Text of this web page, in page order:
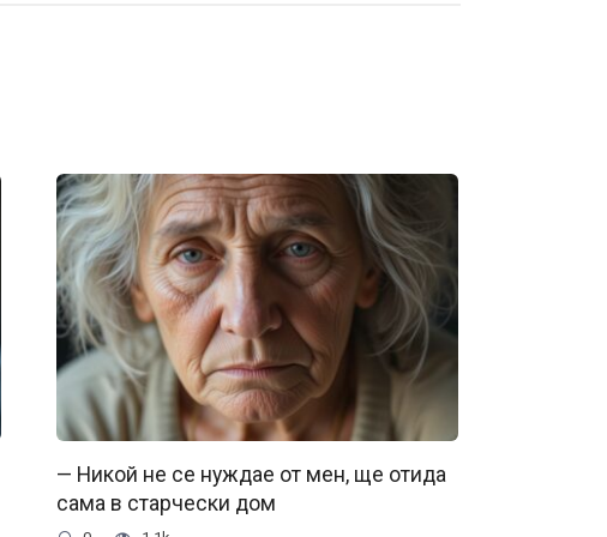
— Никой не се нуждае от мен, ще отида
сама в старчески дом